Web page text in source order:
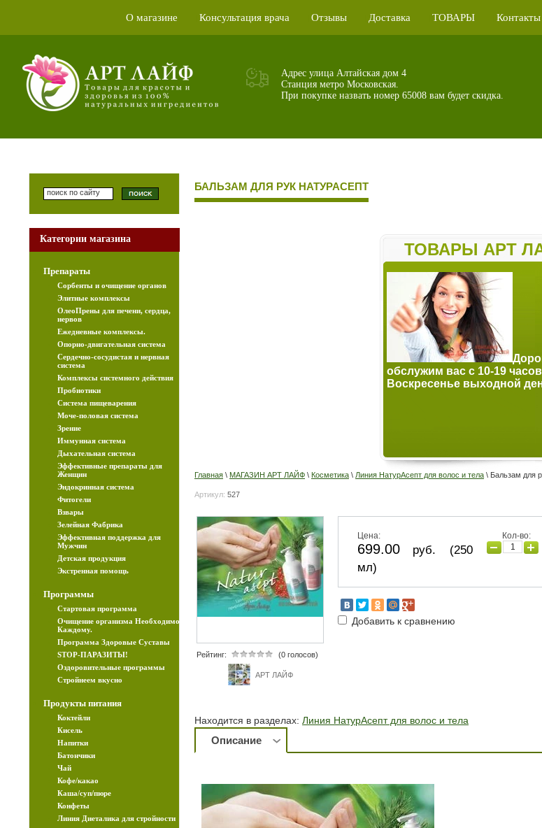
О магазине Консультация врача Отзывы Доставка ТОВАРЫ Контакты
Адрес улица Алтайская дом 4
Станция метро Московская.
При покупке назвать номер 65008 вам будет скидка.
БАЛЬЗАМ ДЛЯ РУК НАТУРАСЕПТ
ТОВАРЫ АРТ
обслужим вас с 10-19 часов. Суббота с 10-17 часов.
Воскресенье выходной день.
обслужим вас с 10-19
Воскресенье выходной
Главная \ МАГАЗИН АРТ ЛАЙФ \ Косметика \ Линия НатурАсепт для волос и тела \ Бальзам для
Артикул: 527
Рейтинг: (0 голосов)
АРТ ЛАЙФ
Цена:
699.00
руб. (250
мл)
Кол-во:
Добавить к сравнению
Находится в разделах: Линия НатурАсепт для волос и тела
Описание
Категории магазина
Препараты
Сорбенты и очищение органов
Элитные комплексы
ОлеоПрены для печени, сердца,
нервов
Ежедневные комплексы.
Опорно-двигательная система
Сердечно-сосудистая и нервная
система
Комплексы системного действия
Пробиотики
Cистема пищеварения
Моче-половая система
Зрение
Иммунная система
Дыхательная система
Эффективные препараты для
Женщин
Эндокринная система
Фитогели
Взвары
Зелейная Фабрика
Эффективная поддержка для
Мужчин
Детская продукция
Экстренная помощь
Программы
Стартовая программа
Очищение организма Необходимо
Каждому.
Программа Здоровые Суставы
STOP-ПАРАЗИТЫ!
Оздоровительные программы
Стройнеем вкусно
Продукты питания
Коктейли
Кисель
Напитки
Батончики
Чай
Кофе/какао
Каша/суп/пюре
Конфеты
Линия Диеталика для стройности